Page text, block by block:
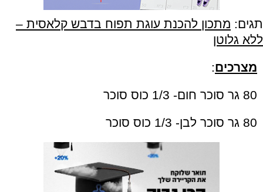
תגים: מתכון להכנת עוגת תפוח בדבש קלאסית –
ללא גלוטן
מצרכים:
80 גר סוכר חום- 1/3 כוס סוכר
80 גר סוכר לבן- 1/3 כוס סוכר